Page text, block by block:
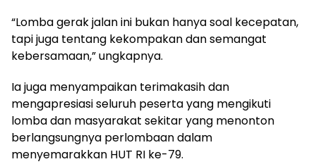
“Lomba gerak jalan ini bukan hanya soal kecepatan,
tapi juga tentang kekompakan dan semangat
kebersamaan,” ungkapnya.
Ia juga menyampaikan terimakasih dan
mengapresiasi seluruh peserta yang mengikuti
lomba dan masyarakat sekitar yang menonton
berlangsungnya perlombaan dalam
menyemarakkan HUT RI ke-79.